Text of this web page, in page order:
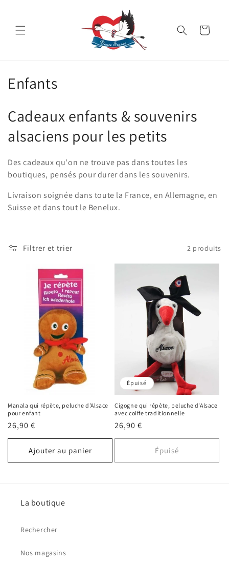
contenu
Panier
C
l
l
e
c
t
o
Enfants
Cadeaux enfants & souvenirs
alsaciens pour les petits
Des cadeaux qu'on ne trouve pas dans toutes les
boutiques, pensés pour durer dans les souvenirs.
Livraison soignée dans toute la France, en Allemagne, en
Suisse et dans tout le Benelux.
Filtrer et trier 2 produits
Manala qui répète, peluche d’Alsace
pour enfant
Prix
habituel
26,90 €
Ajouter au panier
Épuisé
Cigogne qui répète, peluche d’Alsace
avec coiffe traditionnelle
Prix
habituel
26,90 €
Épuisé
La boutique
Rechercher
Nos magasins